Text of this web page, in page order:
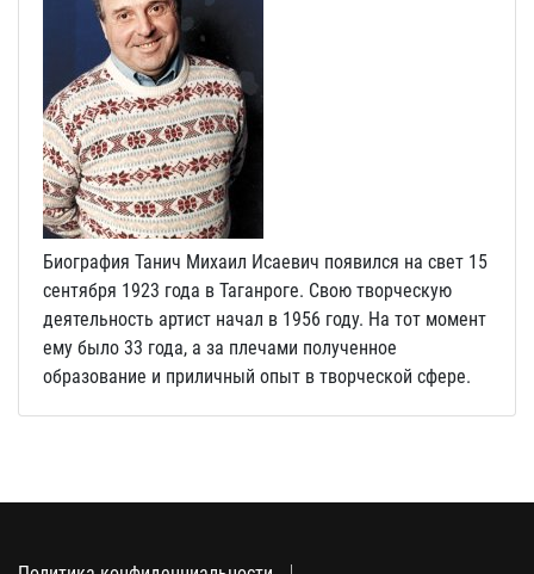
Биография Танич Михаил Исаевич появился на свет 15
сентября 1923 года в Таганроге. Свою творческую
деятельность артист начал в 1956 году. На тот момент
ему было 33 года, а за плечами полученное
образование и приличный опыт в творческой сфере.